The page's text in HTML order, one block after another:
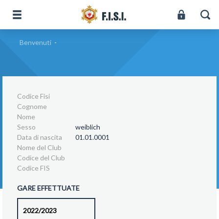
Benvenuti -
Codice Fisi
Cognome
Nome
Sesso
weiblich
Data di nascita
01.01.0001
Nome del Club
Codice del Club
Codice FIS
GARE EFFETTUATE